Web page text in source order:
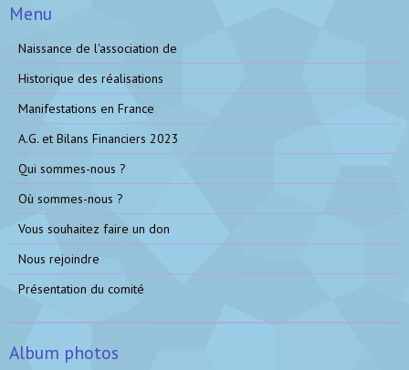
Menu
Naissance de l'association de
Historique des réalisations
Manifestations en France
A.G. et Bilans Financiers 2023
Qui sommes-nous ?
Où sommes-nous ?
Vous souhaitez faire un don
Nous rejoindre
Présentation du comité
Album photos